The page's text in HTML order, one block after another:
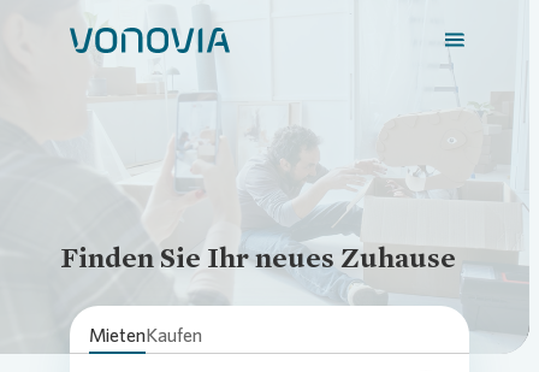
Zuhause finden
Mein Zuhause
Meine Stadt
Loading...
Finden Sie Ihr neues Zuhause
MietenKaufen